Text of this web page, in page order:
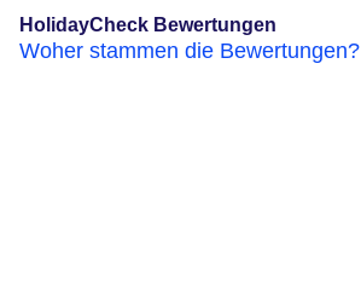
HolidayCheck Bewertungen
Woher stammen die Bewertungen?